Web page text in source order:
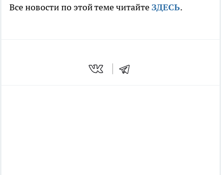
Все новости по этой теме читайтеЗДЕСЬ.